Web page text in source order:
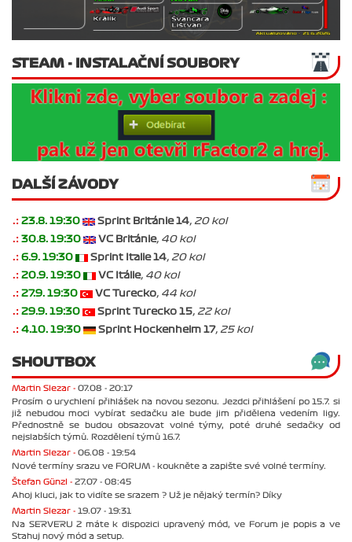
STEAM - INSTALAČNÍ SOUBORY
DALŠÍ ZÁVODY
.: 23.8. 19:30 Sprint Británie 14, 20 kol
.: 30.8. 19:30 VC Británie, 40 kol
.: 6.9. 19:30 Sprint Italie 14, 20 kol
.: 20.9. 19:30 VC Itálie, 40 kol
.: 27.9. 19:30 VC Turecko, 44 kol
.: 29.9. 19:30 Sprint Turecko 15, 22 kol
.: 4.10. 19:30 Sprint Hockenheim 17, 25 kol
SHOUTBOX
Martin Slezar - 07.08 - 20:17
Prosím o urychlení přihlášek na novou sezonu. Jezdci přihlášení po 15.7. si
již nebudou moci vybírat sedačku ale bude jim přidělena vedením ligy.
Přednostně se budou obsazovat volné týmy, poté druhé sedačky od
nejslabších týmů. Rozdělení týmů 16.7.
Martin Slezar - 06.08 - 19:54
Nové termíny srazu ve FORUM - koukněte a zapište své volné termíny.
Štefan Günzl - 27.07 - 08:45
Ahoj kluci, jak to vidíte se srazem ? Už je nějaký termín? Díky
Martin Slezar - 19.07 - 19:31
Na SERVERU 2 máte k dispozici upravený mód, ve Forum je popis a ve
Stahuj nový mód a setup.